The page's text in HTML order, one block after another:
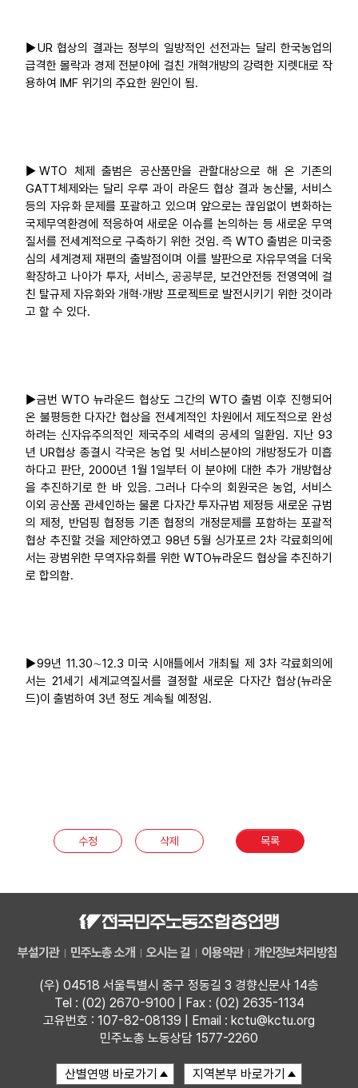
▶UR 협상의 결과는 정부의 일방적인 선전과는 달리 한국농업의
급격한 몰락과 경제 전분야에 걸친 개혁개방의 강력한 지렛대로 작
용하여 IMF 위기의 주요한 원인이 됨.
▶WTO 체제 출범은 공산품만을 관할대상으로 해 온 기존의
GATT체제와는 달리 우루 과이 라운드 협상 결과 농산물, 서비스
등의 자유화 문제를 포괄하고 있으며 앞으로는 끊임없이 변화하는
국제무역환경에 적응하여 새로운 이슈를 논의하는 등 새로운 무역
질서를 전세계적으로 구축하기 위한 것임. 즉 WTO 출범은 미국중
심의 세계경제 재편의 출발점이며 이를 발판으로 자유무역을 더욱
확장하고 나아가 투자, 서비스, 공공부문, 보건안전등 전영역에 걸
친 탈규제 자유화와 개혁·개방 프로젝트로 발전시키기 위한 것이라
고 할 수 있다.
▶금번 WTO 뉴라운드 협상도 그간의 WTO 출범 이후 진행되어
온 불평등한 다자간 협상을 전세계적인 차원에서 제도적으로 완성
하려는 신자유주의적인 제국주의 세력의 공세의 일환임. 지난 93
년 UR협상 종결시 각국은 농업 및 서비스분야의 개방정도가 미흡
하다고 판단, 2000년 1월 1일부터 이 분야에 대한 추가 개방협상
을 추진하기로 한 바 있음. 그러나 다수의 회원국은 농업, 서비스
이외 공산품 관세인하는 물론 다자간 투자규범 제정등 새로운 규범
의 제정, 반덤핑 협정등 기존 협정의 개정문제를 포함하는 포괄적
협상 추진할 것을 제안하였고 98년 5월 싱가포르 2차 각료회의에
서는 광범위한 무역자유화를 위한 WTO뉴라운드 협상을 추진하기
로 합의함.
▶99년 11.30∼12.3 미국 시애틀에서 개최될 제 3차 각료회의에
서는 21세기 세계교역질서를 결정할 새로운 다자간 협상(뉴라운
드)이 출범하여 3년 정도 계속될 예정임.
수정 삭제 목록
부설기관 민주노총 소개 오시는 길 이용약관 개인정보처리방침
(우) 04518 서울특별시 중구 정동길 3 경향신문사 14층
Tel : (02) 2670-9100 | Fax : (02) 2635-1134
고유번호 : 107-82-08139 | Email : kctu@kctu.org
민주노총 노동상담 1577-2260